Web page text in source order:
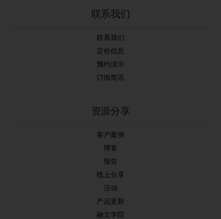
联系我们
联系我们
定价信息
预约演示
订阅简讯
资源分享
客户案例
博客
报告
线上分享
活动
产品更新
融文学院